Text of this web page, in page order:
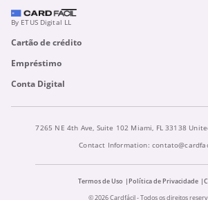
By ETUS Digital LL
Cartão de crédito
Empréstimo
Conta Digital
7265 NE 4th Ave, Suite 102 Miami, FL 33138
Contact Information:
Termos de Uso Política de Privacidade
© 2026 Cardfácil - Todos os direitos